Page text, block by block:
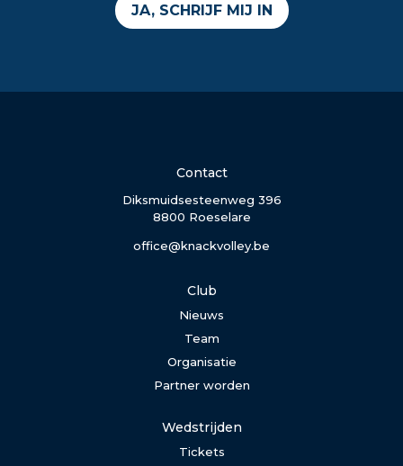
JA, SCHRIJF MIJ IN
Contact
Diksmuidsesteenweg 396
8800 Roeselare
office@knackvolley.be
Club
Nieuws
Team
Organisatie
Partner worden
Wedstrijden
Tickets